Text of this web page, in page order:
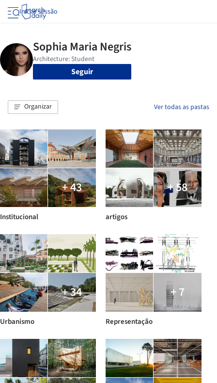
Iniciar sessão
Seguir
Organizar Ver todas as pastas
+ 43
Institucional
+ 58
artigos
+ 34
Urbanismo
+ 7
Representação